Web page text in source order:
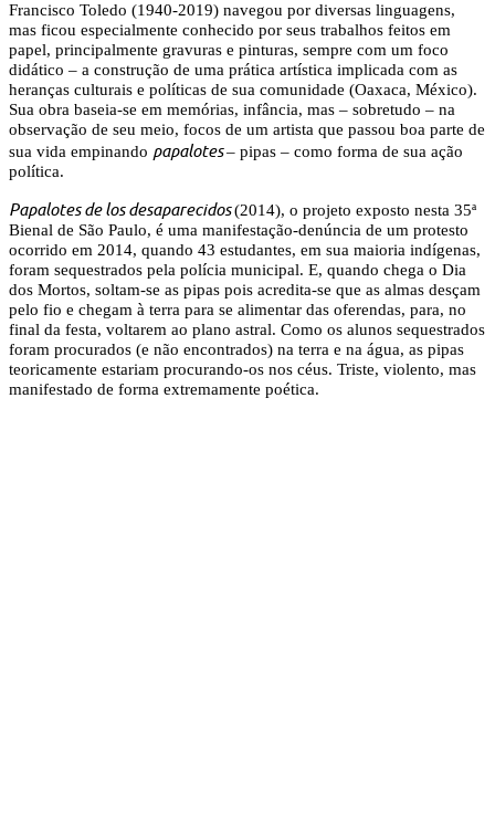
Francisco Toledo (1940-2019) navegou por diversas linguagens,
mas ficou especialmente conhecido por seus trabalhos feitos em
papel, principalmente gravuras e pinturas, sempre com um foco
didático – a construção de uma prática artística implicada com as
heranças culturais e políticas de sua comunidade (Oaxaca, México).
Sua obra baseia-se em memórias, infância, mas – sobretudo – na
observação de seu meio, focos de um artista que passou boa parte de
sua vida empinando papalotes– pipas – como forma de sua ação
política.
Papalotes de los desaparecidos(2014), o projeto exposto nesta 35ª
Bienal de São Paulo, é uma manifestação-denúncia de um protesto
ocorrido em 2014, quando 43 estudantes, em sua maioria indígenas,
foram sequestrados pela polícia municipal. E, quando chega o Dia
dos Mortos, soltam-se as pipas pois acredita-se que as almas desçam
pelo fio e chegam à terra para se alimentar das oferendas, para, no
final da festa, voltarem ao plano astral. Como os alunos sequestrados
foram procurados (e não encontrados) na terra e na água, as pipas
teoricamente estariam procurando-os nos céus. Triste, violento, mas
manifestado de forma extremamente poética.